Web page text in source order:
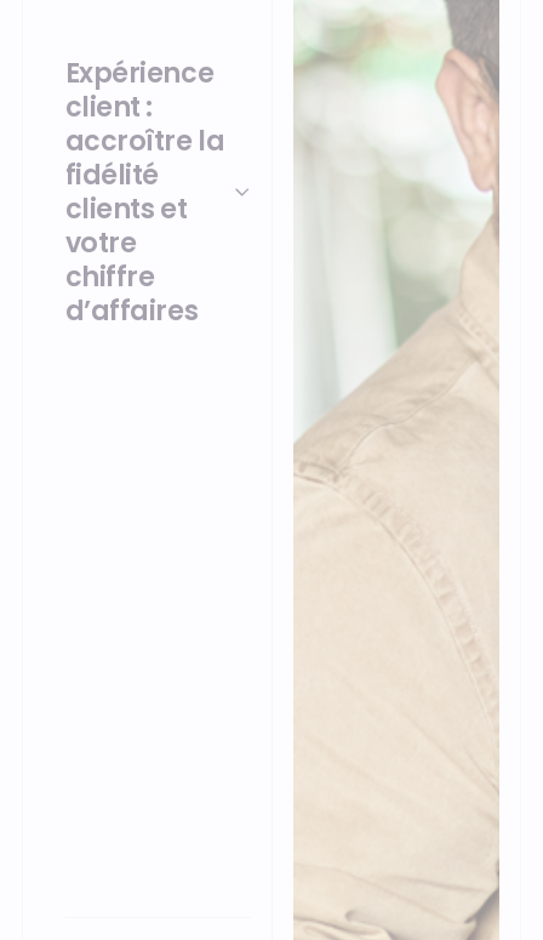
Expérience
client :
accroître la
fidélité
clients et
votre
chiffre
d’affaires